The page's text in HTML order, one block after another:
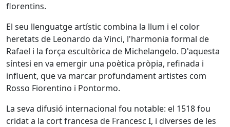
florentins.
El seu llenguatge artístic combina la llum i el color
heretats de Leonardo da Vinci, l'harmonia formal de
Rafael i la força escultòrica de Michelangelo. D'aquesta
síntesi en va emergir una poètica pròpia, refinada i
influent, que va marcar profundament artistes com
Rosso Fiorentino i Pontormo.
La seva difusió internacional fou notable: el 1518 fou
cridat a la cort francesa de Francesc I, i diverses de les